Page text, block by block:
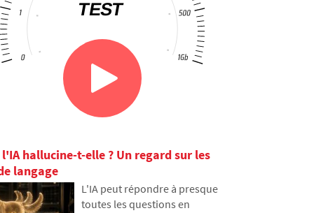
hallucine-t-elle ? Un regard sur les
langage
L'IA peut répondre à presque
toutes les questions en